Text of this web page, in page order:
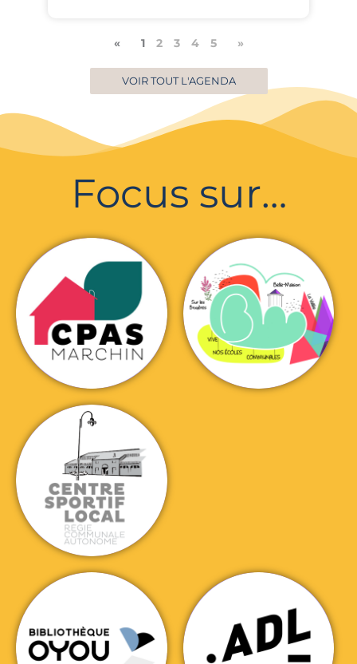
« 1 2 3 4 5 »
VOIR TOUT L'AGENDA
Focus sur…